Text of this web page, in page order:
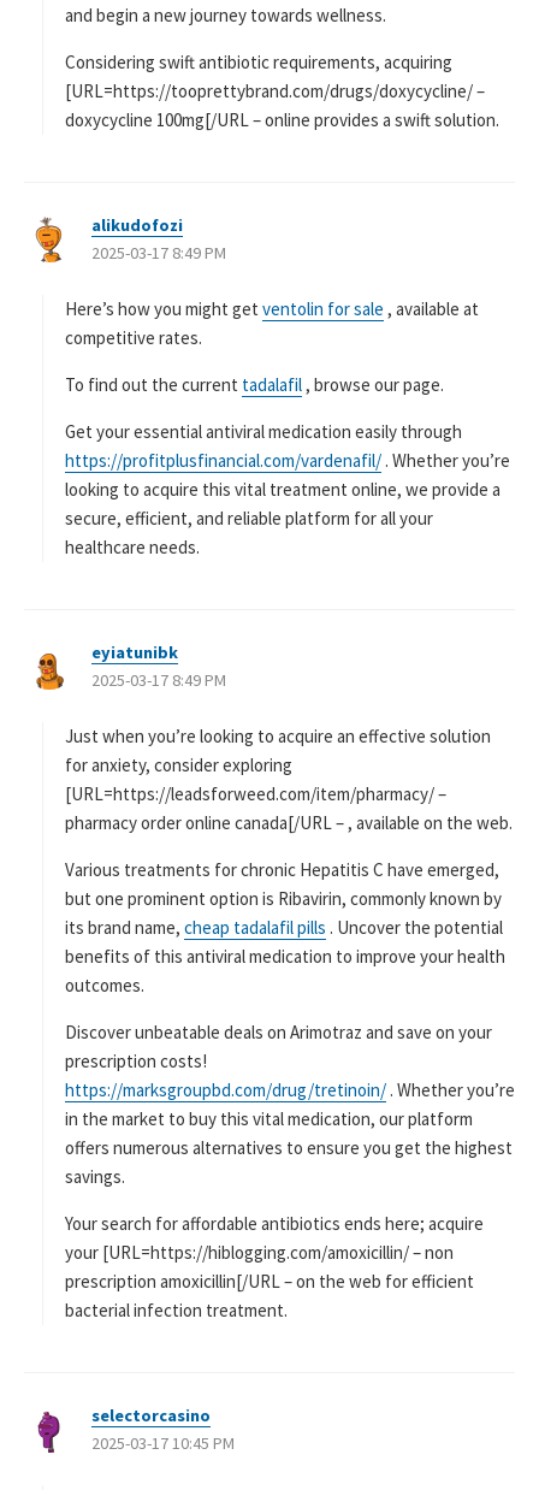
and begin a new journey towards wellness.
Considering swift antibiotic requirements, acquiring
[URL=https://tooprettybrand.com/drugs/doxycycline/ –
doxycycline 100mg[/URL – online provides a swift solution.
alikudofozi
り
2025-03-17 8:49 PM
Here’s how you might get ventolin for sale , available at
competitive rates.
To find out the current tadalafil, browse our page.
Get your essential antiviral medication easily through
https://profitplusfinancial.com/vardenafil/ . Whether you’re
looking to acquire this vital treatment online, we provide a
secure, efficient, and reliable platform for all your
healthcare needs.
eyiatunibk
り
2025-03-17 8:49 PM
Just when you’re looking to acquire an effective solution
for anxiety, consider exploring
[URL=https://leadsforweed.com/item/pharmacy/ –
pharmacy order online canada[/URL – , available on the web.
Various treatments for chronic Hepatitis C have emerged,
but one prominent option is Ribavirin, commonly known by
its brand name, cheap tadalafil pills . Uncover the potential
benefits of this antiviral medication to improve your health
outcomes.
Discover unbeatable deals on Arimotraz and save on your
prescription costs!
https://marksgroupbd.com/drug/tretinoin/ . Whether you’re
in the market to buy this vital medication, our platform
offers numerous alternatives to ensure you get the highest
savings.
Your search for affordable antibiotics ends here; acquire
your [URL=https://hiblogging.com/amoxicillin/ – non
prescription amoxicillin[/URL – on the web for efficient
bacterial infection treatment.
selectorcasino
り
2025-03-17 10:45 PM